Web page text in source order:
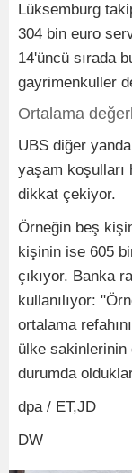
Lüksemburg
304 bin euro
14'üncü sırada
gayrimenkuller
Ortalama
UBS diğer
yaşam koşulları
dikkat çekiyor.
Örneğin beş
kişinin ise 605
çıkıyor. Banka
kullanılıyor:
ortalama
ülke sakinlerinin
durumda
dpa / ET,JD
DW